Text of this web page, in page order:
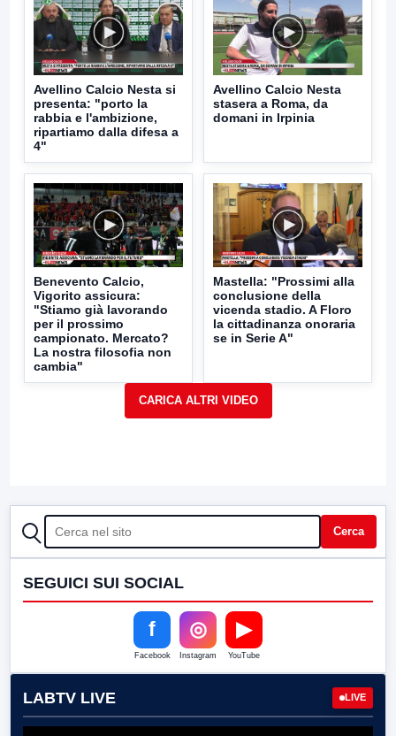
Avellino Calcio Nesta si
presenta: "porto la
rabbia e l'ambizione,
ripartiamo dalla difesa a
4"
Avellino Calcio Nesta
stasera a Roma, da
domani in Irpinia
Benevento Calcio,
Vigorito assicura:
"Stiamo già lavorando
per il prossimo
campionato. Mercato?
La nostra filosofia non
cambia"
Mastella: "Prossimi alla
conclusione della
vicenda stadio. A Floro
la cittadinanza onoraria
se in Serie A"
CERCA Cerca
SEGUICI SUI SOCIAL
f
Facebook
◎
Instagram
▶
YouTube
LABTV LIVE LIVE